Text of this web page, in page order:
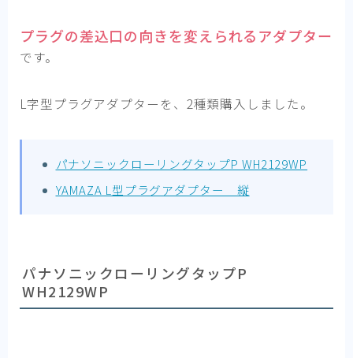
プラグの差込口の向きを変えられるアダプター
です。
L字型プラグアダプターを、2種類購入しました。
パナソニックローリングタップP WH2129WP
YAMAZA L型プラグアダプター 縦
パナソニックローリングタップP
WH2129WP